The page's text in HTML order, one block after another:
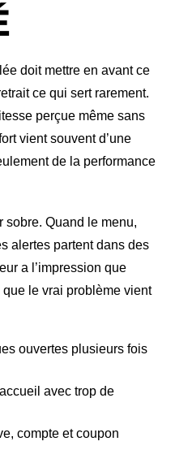
doit mettre en avant ce
ce qui sert rarement.
perçue même sans
vient souvent d’une
de la performance
sobre. Quand le menu,
alertes partent dans des
a l’impression que
que le vrai problème vient
ouvertes plusieurs fois
avec trop de
compte et coupon